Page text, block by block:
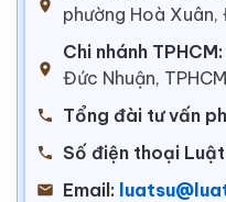
phường Hoà Xuân,
Chi nhánh TPHCM:
Đức Nhuận,
Tổng đài tư vấn
Số điện thoại Luật
Email: